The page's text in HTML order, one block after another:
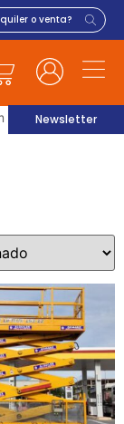
Newsletter